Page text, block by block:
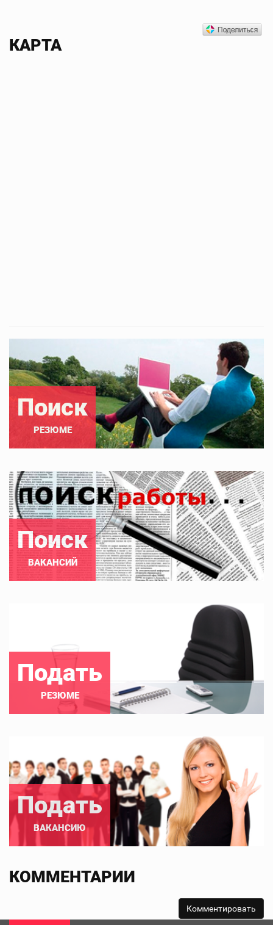
КАРТА
Поиск
РЕЗЮМЕ
Поиск
ВАКАНСИЙ
Подать
РЕЗЮМЕ
Подать
ВАКАНСИЮ
КОММЕНТАРИИ